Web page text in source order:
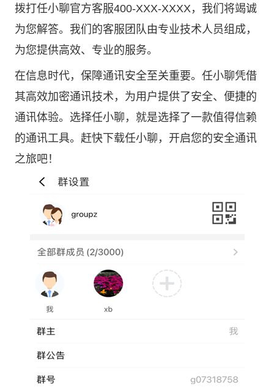
拨打任小聊官方客服400-XXX-XXXX，我们将竭诚
为您解答。我们的客服团队由专业技术人员组成，
为您提供高效、专业的服务。
在信息时代，保障通讯安全至关重要。任小聊凭借
其高效加密通讯技术，为用户提供了安全、便捷的
通讯体验。选择任小聊，就是选择了一款值得信赖
的通讯工具。赶快下载任小聊，开启您的安全通讯
之旅吧！